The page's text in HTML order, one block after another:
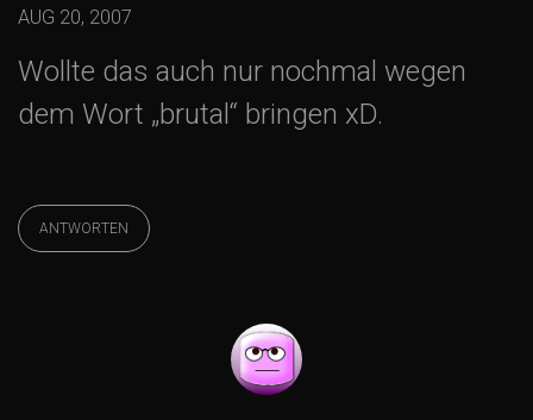
AUG 20, 2007
Wollte das auch nur nochmal wegen
dem Wort „brutal“ bringen xD.
ANTWORTEN